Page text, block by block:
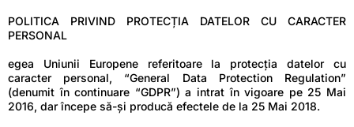
POLITICA PRIVIND PROTECȚIA DATELOR CU CARACTER
PERSONAL
egea Uniunii Europene referitoare la protecția datelor cu
caracter personal, “General Data Protection Regulation”
(denumit în continuare “GDPR”) a intrat în vigoare pe 25 Mai
2016, dar începe să-și producă efectele de la 25 Mai 2018.